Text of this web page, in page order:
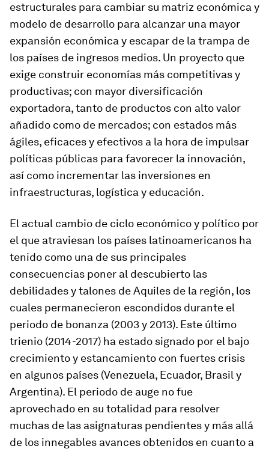
estructurales para cambiar su matriz económica y
modelo de desarrollo para alcanzar una mayor
expansión económica y escapar de la trampa de
los países de ingresos medios. Un proyecto que
exige construir economías más competitivas y
productivas; con mayor diversificación
exportadora, tanto de productos con alto valor
añadido como de mercados; con estados más
ágiles, eficaces y efectivos a la hora de impulsar
políticas públicas para favorecer la innovación,
así como incrementar las inversiones en
infraestructuras, logística y educación.
El actual cambio de ciclo económico y político por
el que atraviesan los países latinoamericanos ha
tenido como una de sus principales
consecuencias poner al descubierto las
debilidades y talones de Aquiles de la región, los
cuales permanecieron escondidos durante el
periodo de bonanza (2003 y 2013). Este último
trienio (2014-2017) ha estado signado por el bajo
crecimiento y estancamiento con fuertes crisis
en algunos países (Venezuela, Ecuador, Brasil y
Argentina). El periodo de auge no fue
aprovechado en su totalidad para resolver
muchas de las asignaturas pendientes y más allá
de los innegables avances obtenidos en cuanto a